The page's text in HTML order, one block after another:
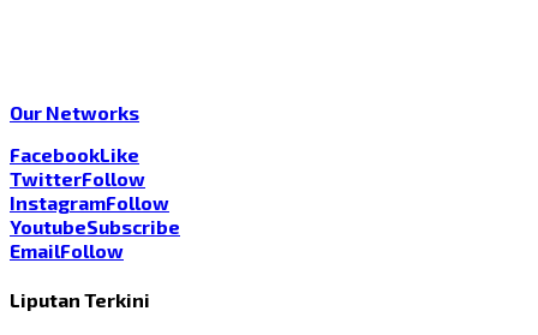
Our Networks
FacebookLike
TwitterFollow
InstagramFollow
YoutubeSubscribe
EmailFollow
Liputan Terkini